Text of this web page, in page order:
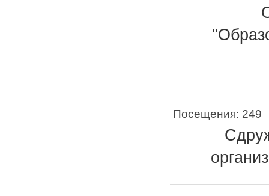
Посещения: 249